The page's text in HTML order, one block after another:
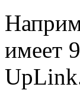
имеет